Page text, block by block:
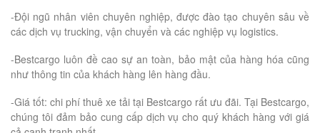
-Đội ngũ nhân viên chuyên nghiệp, được đào tạo chuyên sâu về
các dịch vụ trucking, vận chuyển và các nghiệp vụ logistics.
-Bestcargo luôn đề cao sự an toàn, bảo mật của hàng hóa cũng
như thông tin của khách hàng lên hàng đầu.
-Giá tốt: chi phí thuê xe tải tại Bestcargo rất ưu đãi. Tại Bestcargo,
chúng tôi đảm bảo cung cấp dịch vụ cho quý khách hàng với giá